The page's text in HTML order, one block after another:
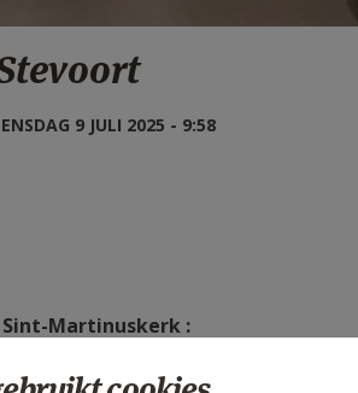
9 JULI 2025 - 9:58
Martinuskerk :